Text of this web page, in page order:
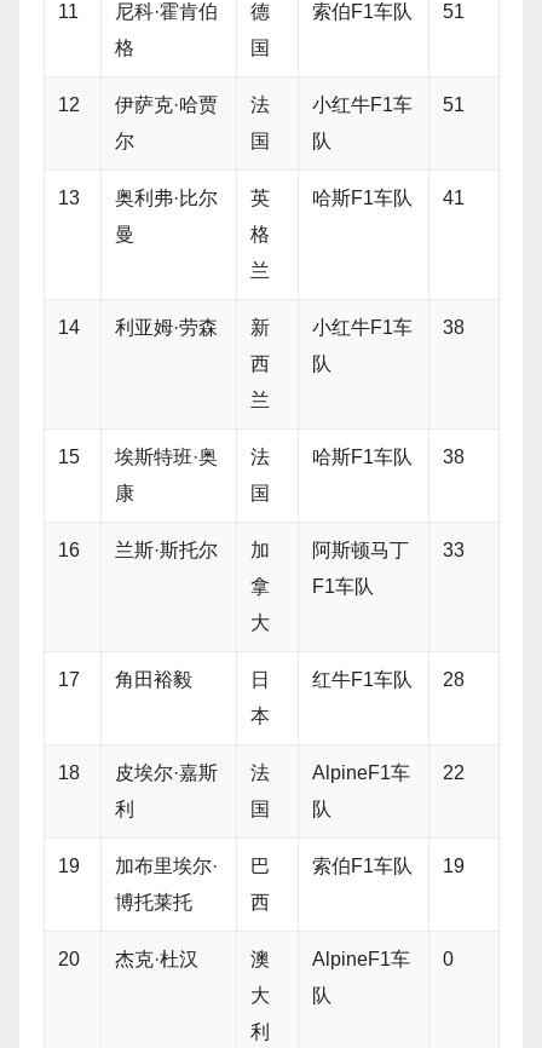
11
尼科·霍肯伯
格
德
国
索伯F1车队 51
12
伊萨克·哈贾
尔
法
国
小红牛F1车
队
51
13
奥利弗·比尔
曼
英
格
兰
哈斯F1车队 41
14 利亚姆·劳森
新
西
兰
小红牛F1车
队
38
15
埃斯特班·奥
康
法
国
哈斯F1车队 38
16 兰斯·斯托尔
加
拿
大
阿斯顿马丁
F1车队
33
17 角田裕毅
日
本
红牛F1车队 28
18
皮埃尔·嘉斯
利
法
国
AlpineF1车
队
22
19
加布里埃尔·
博托莱托
巴
西
索伯F1车队 19
20 杰克·杜汉
澳
大
利
AlpineF1车
队
0